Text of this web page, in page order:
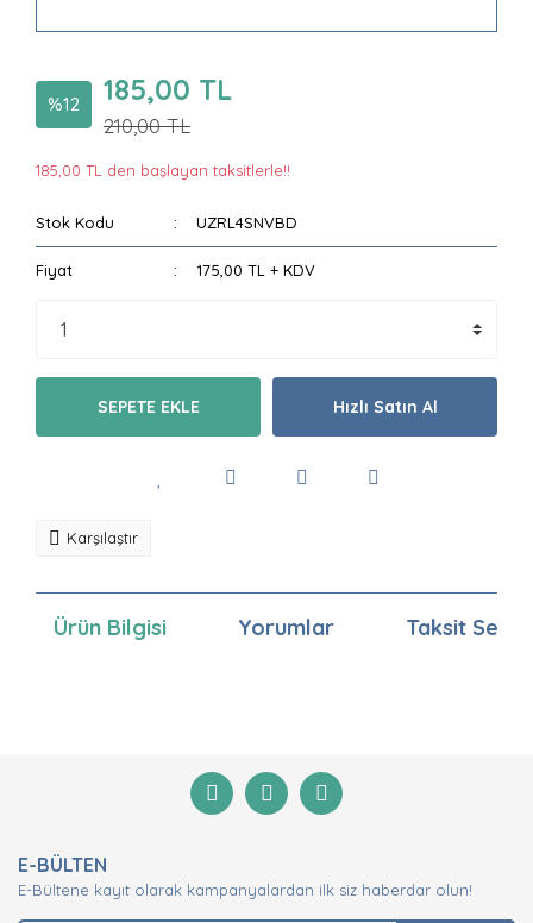
%12 185,00 TL
210,00 TL
185,00 TL den başlayan taksitlerle!!
Stok Kodu UZRL4SNVBD
Fiyat 175,00 TL + KDV
SEPETE EKLE Hızlı Satın Al
Karşılaştır
Ürün Bilgisi Yorumlar Taksit
Yorum Yaz
Görüş ve önerileriniz için teşekkür ederiz.
Ürün açıklamasında eksik bilgiler bulunuyor.
Ürün bilgilerinde hatalar bulunuyor.
E-BÜLTEN
E-Bültene kayıt olarak kampanyalardan ilk siz haberdar olun!